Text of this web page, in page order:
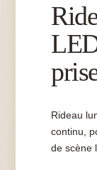
Rideau
continu,
de scène